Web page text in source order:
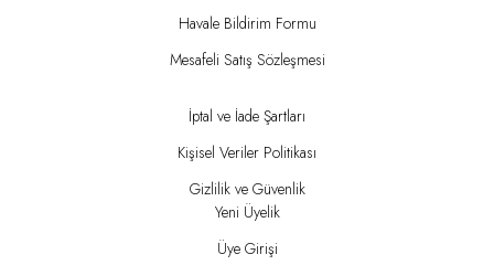
Havale Bildirim Formu
Mesafeli Satış Sözleşmesi
İptal ve İade Şartları
Kişisel Veriler Politikası
Gizlilik ve Güvenlik
Yeni Üyelik
Üye Girişi